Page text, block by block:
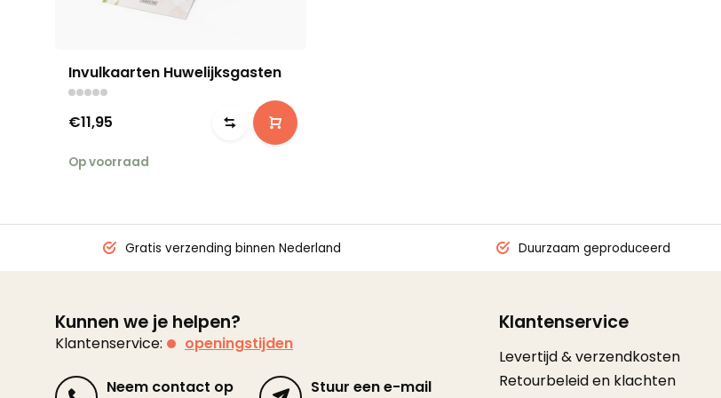
Invulkaarten Huwelijksgasten
€11,95
Op voorraad
Gratis verzending binnen Nederland Duurzaam geproduceerd
Kunnen we je helpen?
Klantenservice: openingstijden
Neem contact op Stuur een e-mail
Klantenservice
Levertijd & verzendkosten
Retourbeleid en klachten